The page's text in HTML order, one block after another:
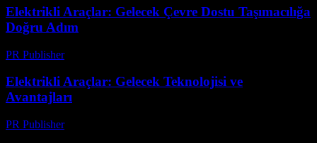
Elektrikli Araçlar: Gelecek Çevre Dostu Taşımacılığa
Doğru Adım
PR Publisher-
Elektrikli Araçlar: Gelecek Teknolojisi ve
Avantajları
PR Publisher-